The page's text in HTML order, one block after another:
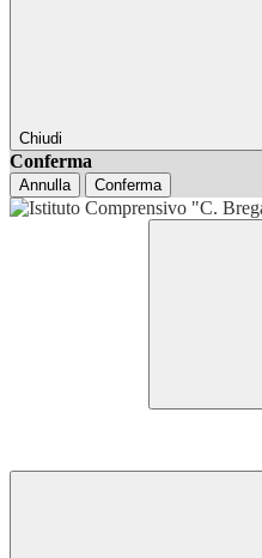
Chiudi
Conferma
Annulla Conferma